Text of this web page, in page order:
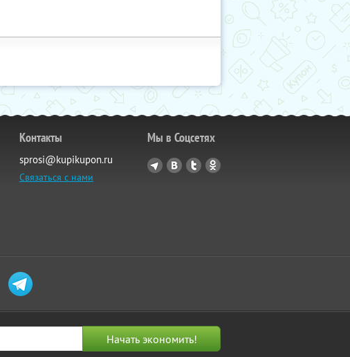
Контакты
sprosi@kupikupon.ru
Связаться с нами
Мы в Соцсетях